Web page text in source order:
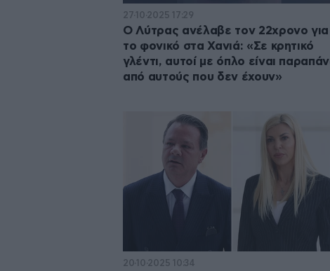
27·10·2025 17:29
Ο Λύτρας ανέλαβε τον 22χρονο για
το φονικό στα Χανιά: «Σε κρητικό
γλέντι, αυτοί με όπλο είναι
από αυτούς που δεν έχουν»
20·10·2025 10:34